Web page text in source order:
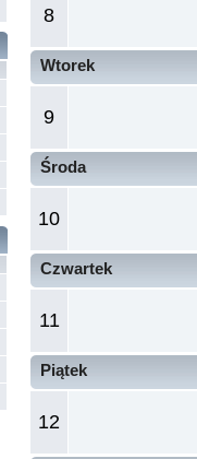
8
Wtorek
9
Środa
10
Czwartek
11
Piątek
12